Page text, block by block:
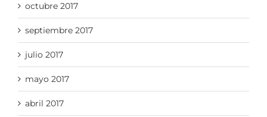
octubre 2017
septiembre 2017
julio 2017
mayo 2017
abril 2017